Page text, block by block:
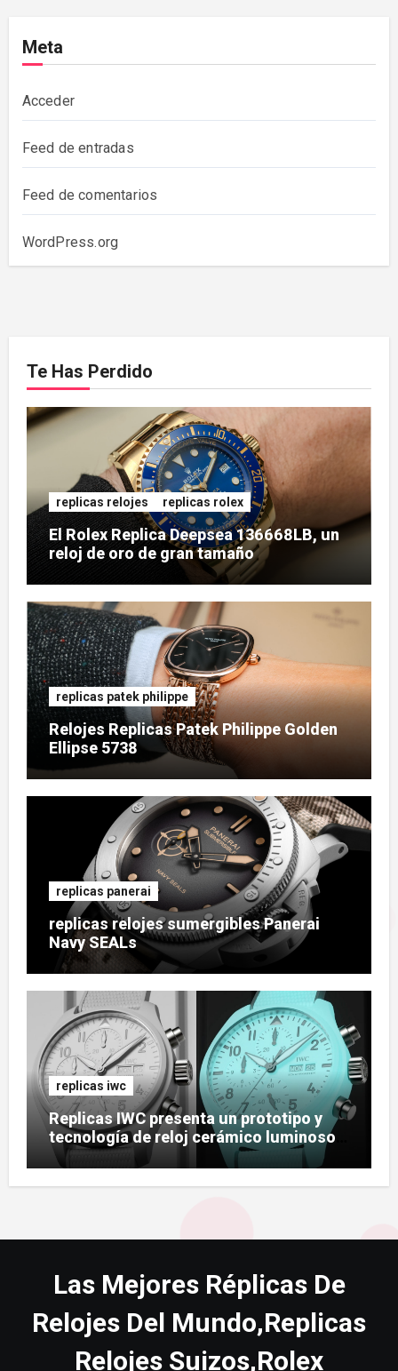
Meta
Acceder
Feed de entradas
Feed de comentarios
WordPress.org
Te Has Perdido
replicas relojes replicas rolex
El Rolex Replica Deepsea 136668LB, un
reloj de oro de gran tamaño
replicas patek philippe
Relojes Replicas Patek Philippe Golden
Ellipse 5738
replicas panerai
replicas relojes sumergibles Panerai
Navy SEALs
replicas iwc
Replicas IWC presenta un prototipo y
tecnología de reloj cerámico luminoso
Ceralume
Las Mejores Réplicas De
Relojes Del Mundo,Replicas
Relojes Suizos,Rolex